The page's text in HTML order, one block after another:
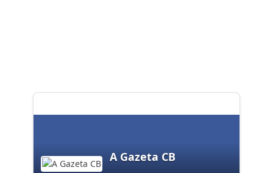
A Gazeta CB